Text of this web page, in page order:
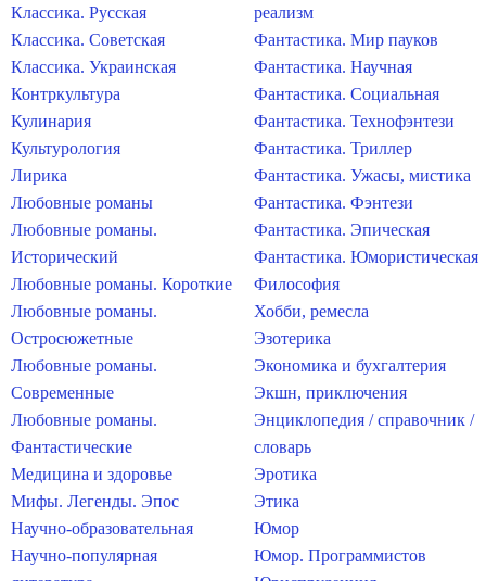
Классика. Русская
Классика. Советская
Классика. Украинская
Контркультура
Кулинария
Культурология
Лирика
Любовные романы
Любовные романы.
Исторический
Любовные романы. Короткие
Любовные романы.
Остросюжетные
Любовные романы.
Современные
Любовные романы.
Фантастические
Медицина и здоровье
Мифы. Легенды. Эпос
Научно-образовательная
Научно-популярная
реализм
Фантастика. Мир пауков
Фантастика. Научная
Фантастика. Социальная
Фантастика. Технофэнтези
Фантастика. Триллер
Фантастика. Ужасы, мистика
Фантастика. Фэнтези
Фантастика. Эпическая
Фантастика. Юмористическая
Философия
Хобби, ремесла
Эзотерика
Экономика и бухгалтерия
Экшн, приключения
Энциклопедия / справочник /
словарь
Эротика
Этика
Юмор
Юмор. Программистов